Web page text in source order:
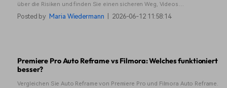
über die Risiken und finden Sie einen sicheren Weg, Videos
hochzuskalieren und wiederherzustellen, ohne Ihrem System zu schaden.
Posted by Maria Wiedermann 2026-06-12 11:58:14
Premiere Pro Auto Reframe vs Filmora: Welches funktioniert
besser?
Vergleichen Sie Auto Reframe von Premiere Pro und Filmora Auto Reframe.